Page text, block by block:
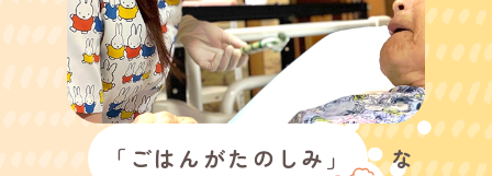
「ごはんがたのしみ」 な